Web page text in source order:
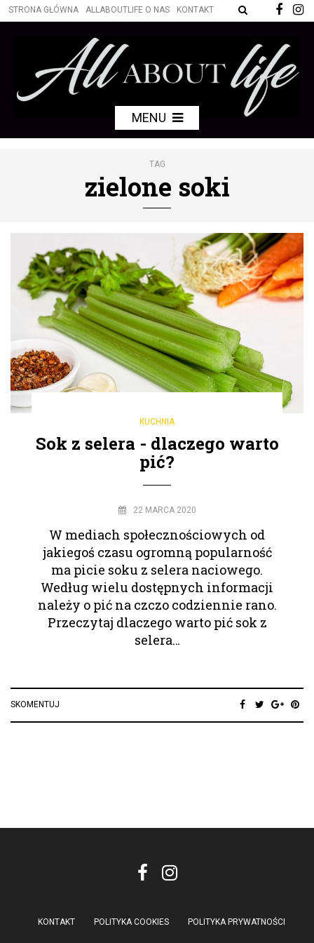
STRONA GŁÓWNA ALLABOUTLIFE O NAS KONTAKT
MENU
TAG
zielone soki
KUCHNIA
Sok z selera - dlaczego warto
pić?
22 MARCA 2020
W mediach społecznościowych od
jakiegoś czasu ogromną popularność
ma picie soku z selera naciowego.
Według wielu dostępnych informacji
należy o pić na czczo codziennie rano.
Przeczytaj dlaczego warto pić sok z
selera…
SKOMENTUJ
KONTAKT POLITYKA COOKIES POLITYKA PRYWATNOŚCI